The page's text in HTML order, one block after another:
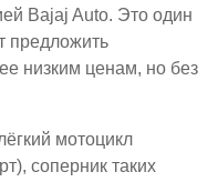
Bajaj Auto. Это один
предложить
низким ценам, но без
мотоцикл
соперник таких